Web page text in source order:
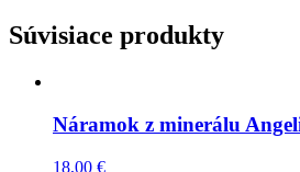
Súvisiace produkty
Náramok z minerálu
18,00 €